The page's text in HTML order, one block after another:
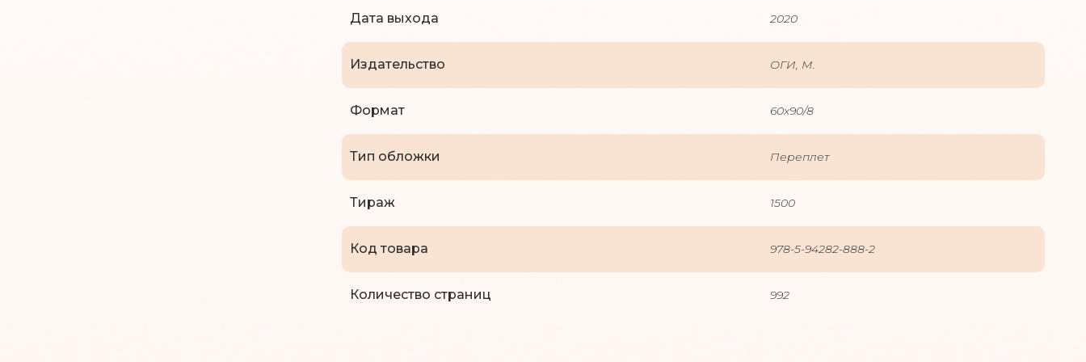
Дата выхода 2020
Издательство ОГИ, М.
Формат 60х90/8
Тип обложки Переплет
Тираж 1500
Код товара 978-5-94282-888-2
Количество страниц 992